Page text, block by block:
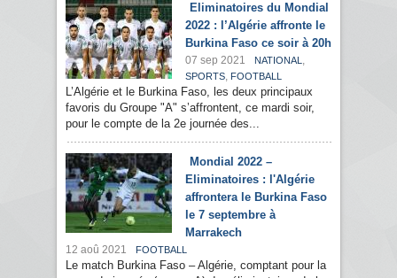
Eliminatoires du Mondial
2022 : l’Algérie affronte le
Burkina Faso ce soir à 20h
07 sep 2021 NATIONAL ,
SPORTS, FOOTBALL
L’Algérie et le Burkina Faso, les deux principaux
favoris du Groupe "A" s’affrontent, ce mardi soir,
pour le compte de la 2e journée des...
Mondial 2022 –
Eliminatoires : l'Algérie
affrontera le Burkina Faso
le 7 septembre à
Marrakech
12 aoû 2021 FOOTBALL
Le match Burkina Faso – Algérie, comptant pour la